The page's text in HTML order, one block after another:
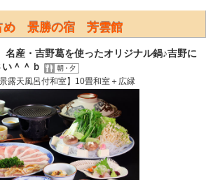
め 景勝の宿 芳雲館
名産・吉野葛を使ったオリジナル鍋♪吉野に
＾＾ｂ
露天風呂付和室】10畳和室＋広縁